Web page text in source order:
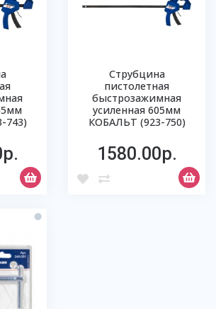
743)
Струбцина
пистолетная
быстрозажимная
усиленная 605мм
КОБАЛЬТ (923-750)
1580.00р.